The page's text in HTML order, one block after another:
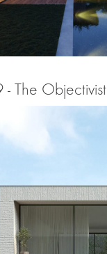
- The Objectivist